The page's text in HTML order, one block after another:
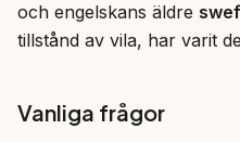
och engelskans äldre
tillstånd av vila, har varit
Vanliga frågor